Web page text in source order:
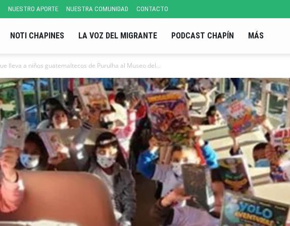
NUESTRO APORTE NUESTRA COMUNIDAD CONTACTO
NOTI CHAPINES LA VOZ DEL MIGRANTE PODCAST CHAPÍN MÁS
lleva a niños guatemaltecos de Purulha al Museo del...